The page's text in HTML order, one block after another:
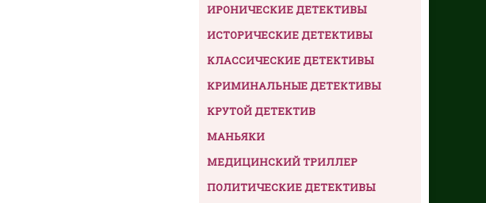
ИРОНИЧЕСКИЕ ДЕТЕКТИВЫ
ИСТОРИЧЕСКИЕ ДЕТЕКТИВЫ
КЛАССИЧЕСКИЕ ДЕТЕКТИВЫ
КРИМИНАЛЬНЫЕ ДЕТЕКТИВЫ
КРУТОЙ ДЕТЕКТИВ
МАНЬЯКИ
МЕДИЦИНСКИЙ ТРИЛЛЕР
ПОЛИТИЧЕСКИЕ ДЕТЕКТИВЫ